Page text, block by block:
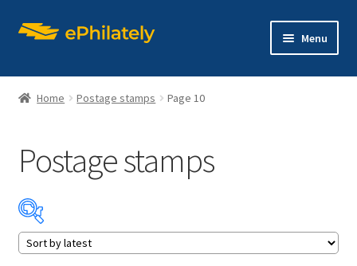
Skip
Skip
Menu
Home
Shop
About philately
Expand
Home Postage stamps Page 10
Postage stamps